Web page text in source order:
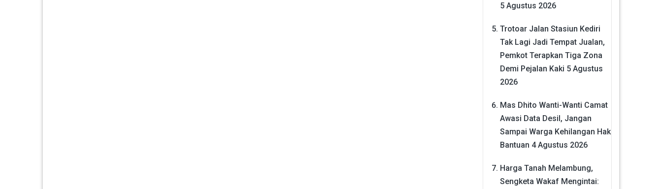
5 Agustus 2026
Trotoar Jalan Stasiun Kediri
Tak Lagi Jadi Tempat Jualan,
Pemkot Terapkan Tiga Zona
Demi Pejalan Kaki 5 Agustus
2026
Mas Dhito Wanti-Wanti Camat
Awasi Data Desil, Jangan
Sampai Warga Kehilangan Hak
Bantuan 4 Agustus 2026
Harga Tanah Melambung,
Sengketa Wakaf Mengintai: